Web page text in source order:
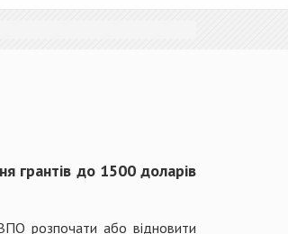
грантів до 1500 доларів
ВПО розпочати або відновити